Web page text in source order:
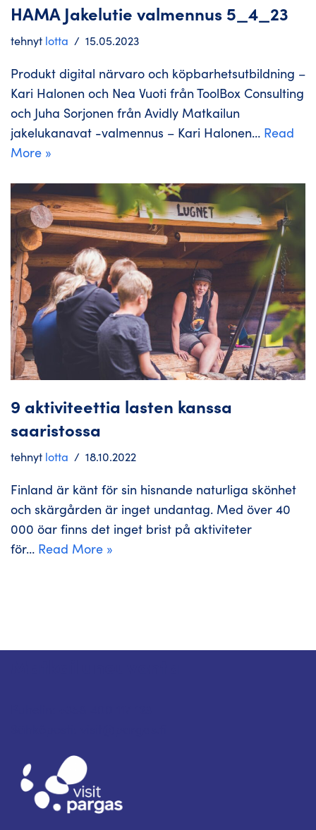
HAMA Jakelutie valmennus 5_4_23
tehnyt lotta 15.05.2023
Produkt digital närvaro och köpbarhetsutbildning –
Kari Halonen och Nea Vuoti från ToolBox Consulting
och Juha Sorjonen från Avidly Matkailun
jakelukanavat -valmennus – Kari Halonen… Read
More »
9 aktiviteettia lasten kanssa
saaristossa
tehnyt lotta 18.10.2022
Finland är känt för sin hisnande naturliga skönhet
och skärgården är inget undantag. Med över 40
000 öar finns det inget brist på aktiviteter
för… Read More »